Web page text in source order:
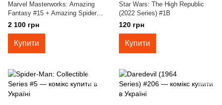
Marvel Masterworks: Amazing
Fantasy #15 + Amazing Spider-
man #1-10 HC #1
2 100 грн
Купити
Star Wars: The High Republic
(2022 Series) #1B
120 грн
Купити